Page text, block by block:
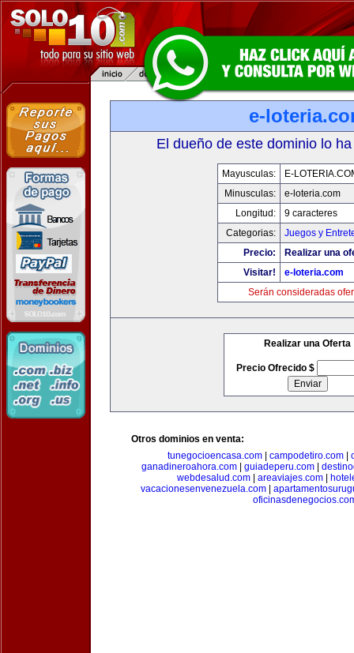
e-
El dueño de este dominio lo
Mayusculas:
E-
Minusculas:
e-loteria.com
Longitud:
9 caracteres
Categorias:
Juegos y
Precio:
Realizar una
Visitar!
e-loteria.com
Serán consideradas
Realizar una Oferta
Precio Ofrecido $
Otros dominios en venta:
tunegocioencasa.com| campodetiro.com|
ganadineroahora.com
guiadeperu.com
webdesalud.com
areaviajes.com
vacacionesenvenezuela.com|